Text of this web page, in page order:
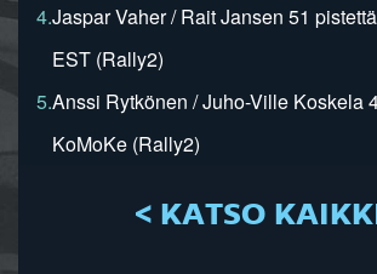
4.Jaspar Vaher / Rait Jansen 51 pistettä
EST (Rally2)
5.Anssi Rytkönen / Juho-Ville Koskela
KoMoKe (Rally2)
< KATSO